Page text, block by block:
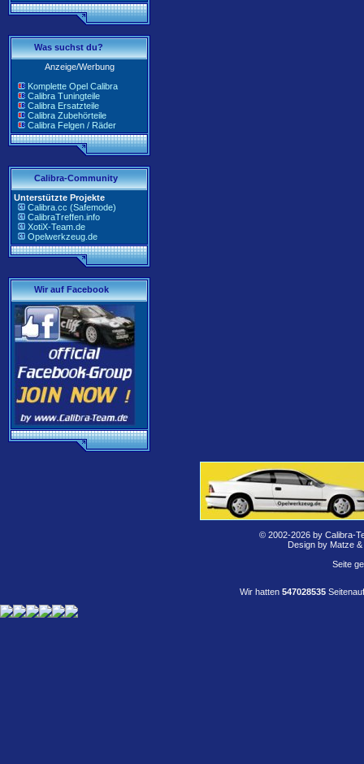
Was suchst du?
Anzeige/Werbung
Komplette Opel Calibra
Calibra Tuningteile
Calibra Ersatzteile
Calibra Zubehörteile
Calibra Felgen / Räder
Calibra-Community
Unterstützte Projekte
Calibra.cc (Safemode)
CalibraTreffen.info
XotiX-Team.de
Opelwerkzeug.de
Wir auf Facebook
© 2002-2026 by Calibra-
Design by Matze
Seite
Wir hatten 547028535